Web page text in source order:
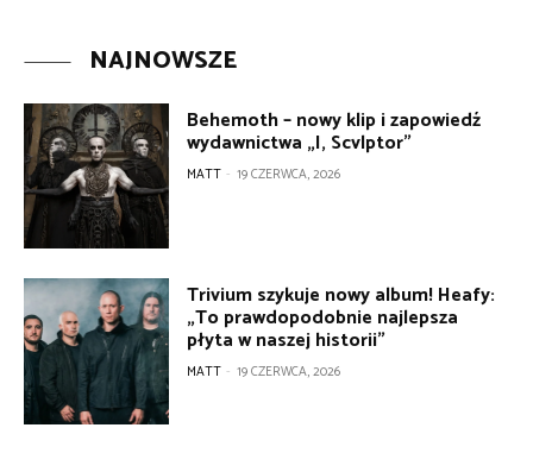
NAJNOWSZE
Behemoth – nowy klip i zapowiedź
wydawnictwa „I, Scvlptor”
MATT - 19 CZERWCA, 2026
Trivium szykuje nowy album! Heafy:
„To prawdopodobnie najlepsza
płyta w naszej historii”
MATT - 19 CZERWCA, 2026